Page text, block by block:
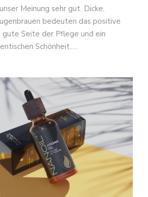
Meinung sehr gut. Dicke,
bedeuten das positive
gute Seite der Pflege und ein
Schönheit.…